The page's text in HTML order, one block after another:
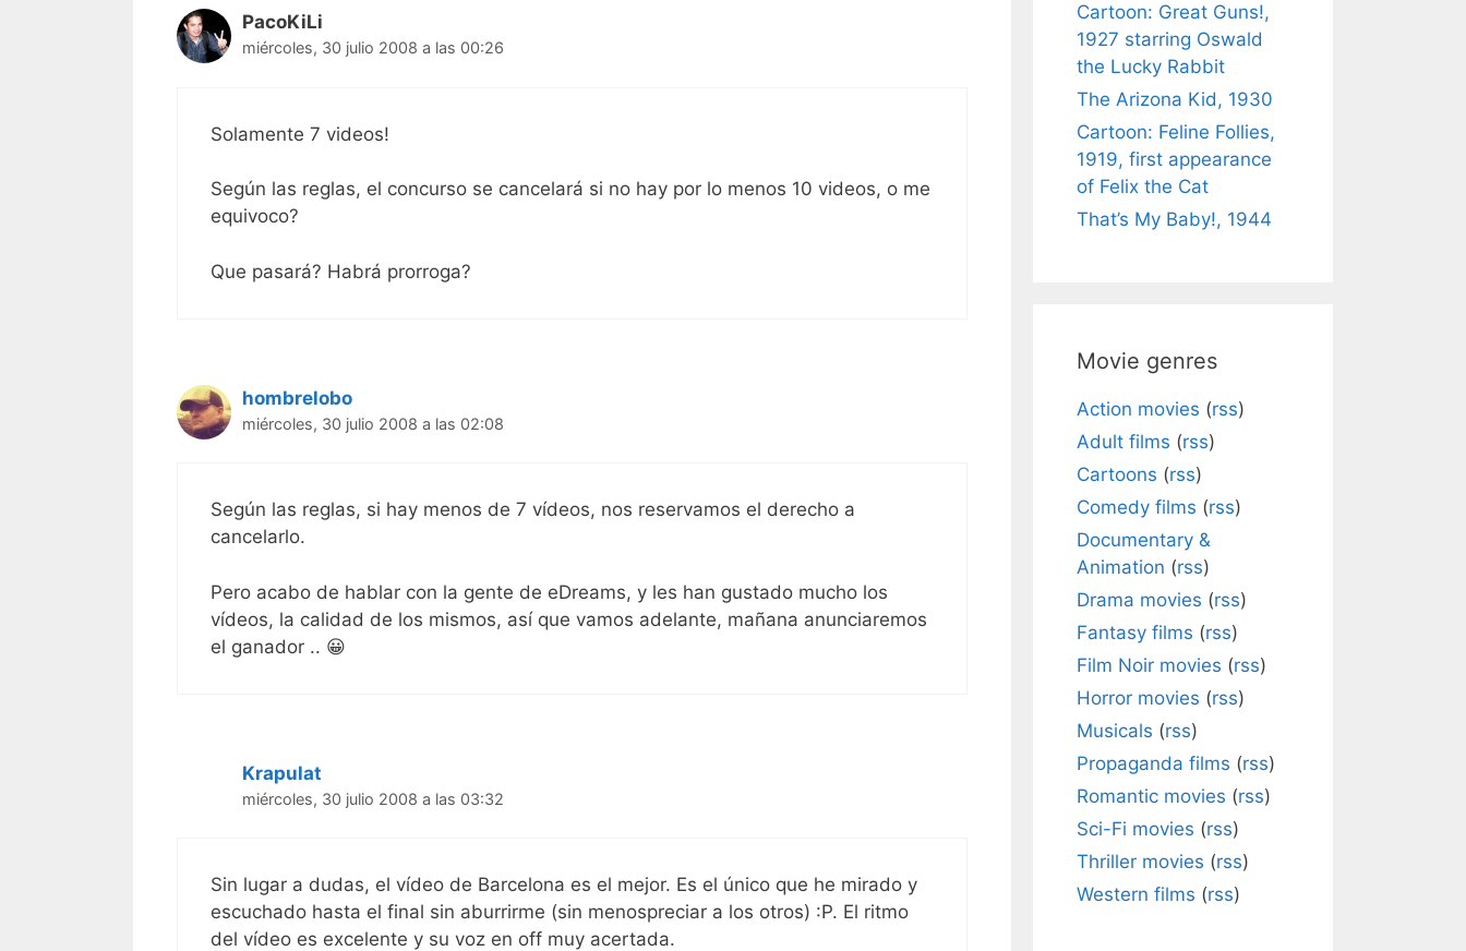
PacoKiLi
miércoles, 30 julio 2008 a las 00:26
Solamente 7 videos!
Según las reglas, el concurso se cancelará si no hay por lo menos 10 videos, o me
equivoco?
Que pasará? Habrá prorroga?
hombrelobo
miércoles, 30 julio 2008 a las 02:08
Según las reglas, si hay menos de 7 vídeos, nos reservamos el derecho a
cancelarlo.
Pero acabo de hablar con la gente de eDreams, y les han gustado mucho los
vídeos, la calidad de los mismos, así que vamos adelante, mañana anunciaremos
el ganador .. 😀
Krapulat
miércoles, 30 julio 2008 a las 03:32
Sin lugar a dudas, el vídeo de Barcelona es el mejor. Es el único que he mirado y
escuchado hasta el final sin aburrirme (sin menospreciar a los otros) :P. El ritmo
del vídeo es excelente y su voz en off muy acertada.
Cartoon: Great Guns!,
1927 starring Oswald
the Lucky Rabbit
The Arizona Kid, 1930
Cartoon: Feline Follies,
1919, first appearance
of Felix the Cat
That’s My Baby!, 1944
Movie genres
Action movies (rss)
Adult films (rss)
Cartoons (rss)
Comedy films (rss)
Documentary &
Animation (rss)
Drama movies (rss)
Fantasy films (rss)
Film Noir movies (rss)
Horror movies (rss)
Musicals (rss)
Propaganda films (rss)
Romantic movies (rss)
Sci-Fi movies (rss)
Thriller movies (rss)
Western films (rss)